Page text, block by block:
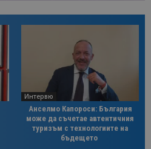
Интервю
Анселмо Капороси: България
може да съчетае автентичния
туризъм с технологиите на
бъдещето